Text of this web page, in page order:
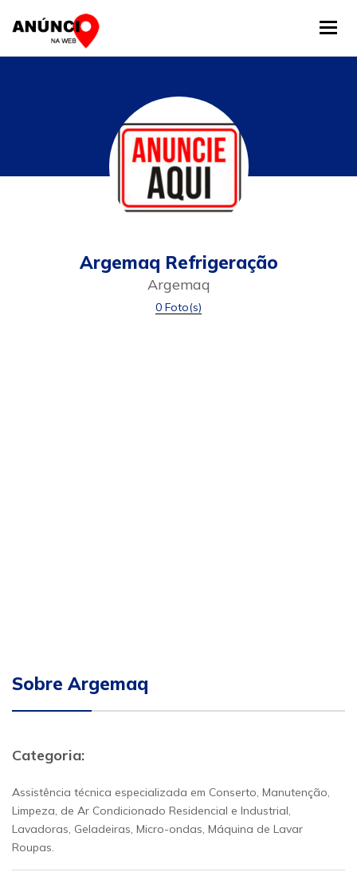
Argemaq Refrigeração
Argemaq
0 Foto(s)
Sobre Argemaq
Categoria:
Assistência técnica especializada em Conserto, Manutenção,
Limpeza, de Ar Condicionado Residencial e Industrial,
Lavadoras, Geladeiras, Micro-ondas, Máquina de Lavar
Roupas.